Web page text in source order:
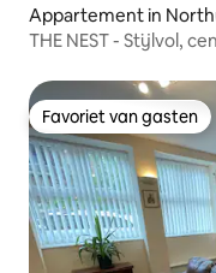
Appartement in
THE NEST - Stijlvol,
Favoriet van gasten
Favoriet van gasten